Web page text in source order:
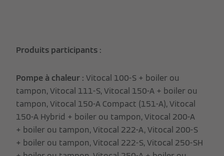
Produits participants :
Pompe à chaleur : Vitocal 100-S + boiler ou
tampon, Vitocal 111-S, Vitocal 150-A + boiler ou
tampon, Vitocal 150-A Compact (151-A), Vitocal
150-A Hybrid + boiler ou tampon, Vitocal 200-A
+ boiler ou tampon, Vitocal 222-A, Vitocal 200-S
+ boiler ou tampon, Vitocal 222-S, Vitocal 250-SH